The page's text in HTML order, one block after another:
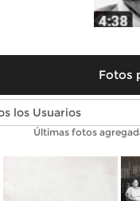
Fotos
Fotos
Últimas fotos